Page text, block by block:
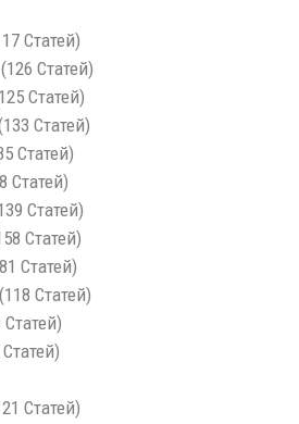
Статей)
(126 Статей)
Статей)
Статей)
Статей)
Статей)
Статей)
Статей)
Статей)
(118 Статей)
Статей)
Статей)